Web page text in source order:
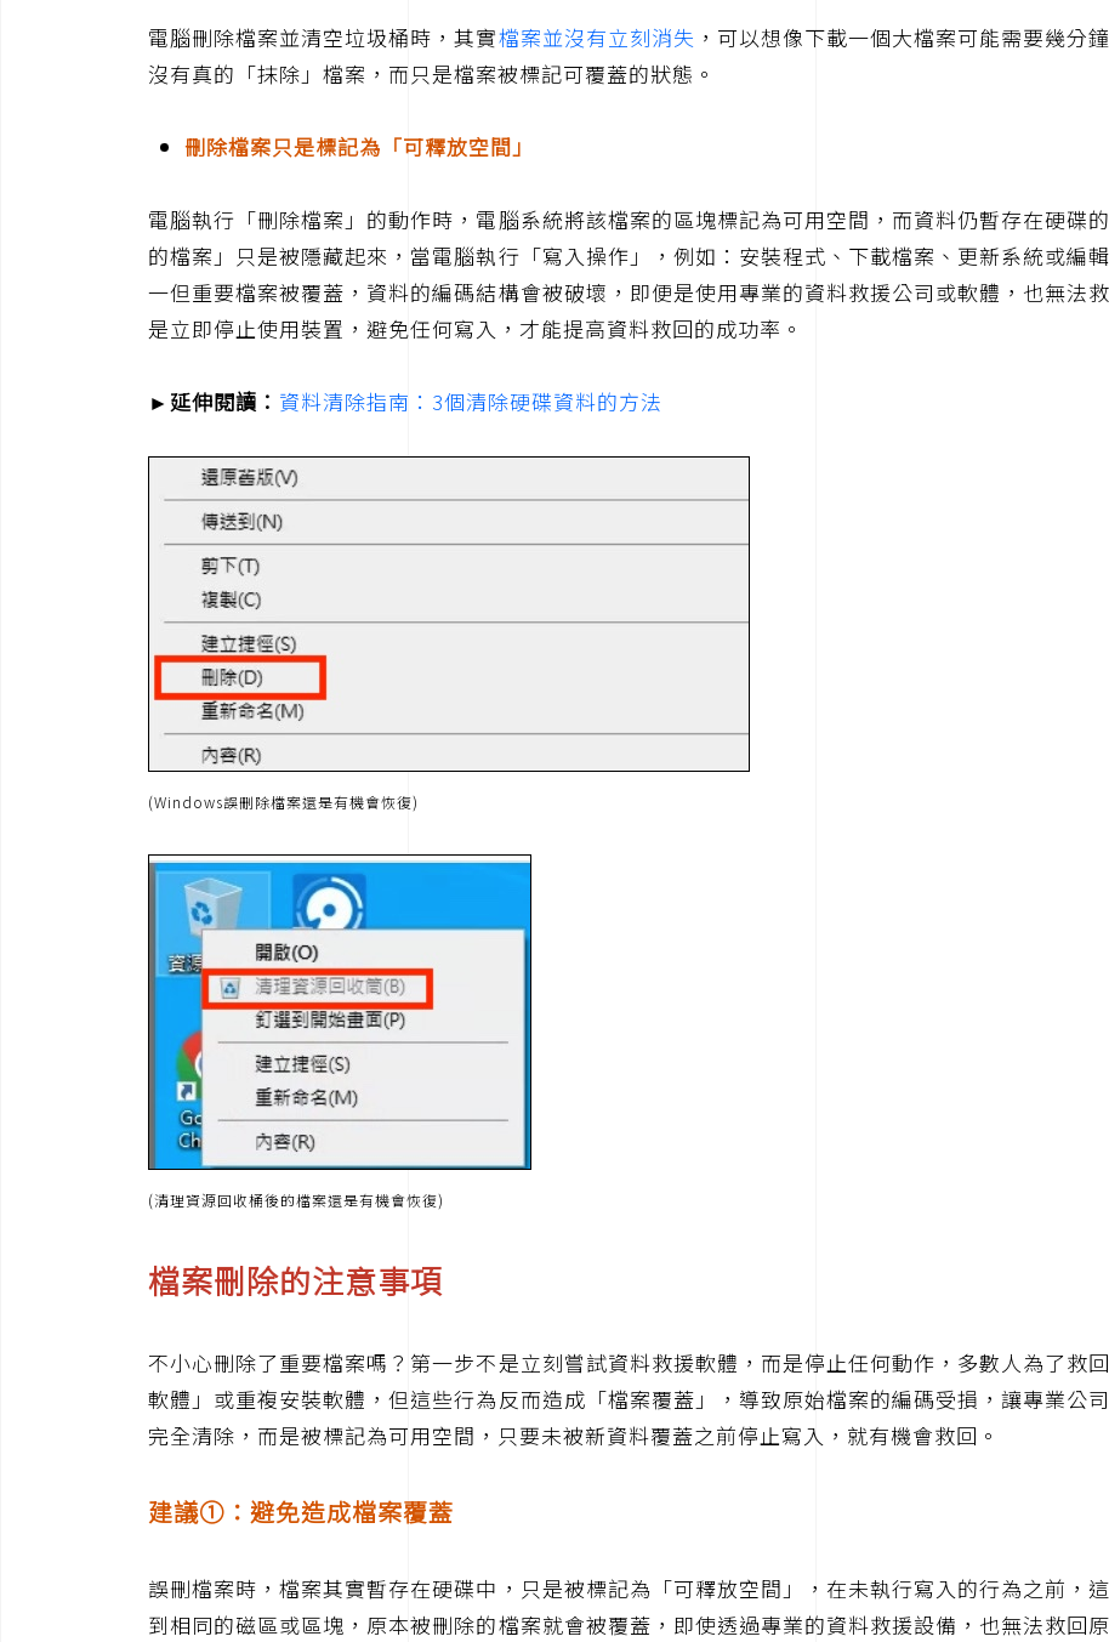
電腦刪除檔案並清空垃圾桶時，其實檔案並沒有立刻消失 ，可以想像下載一個大檔案可能需要幾分
沒有真的「抹除」檔案，而只是檔案被標記可覆蓋的狀態。
刪除檔案只是標記為「可釋放空間」
電腦執行「刪除檔案」的動作時，電腦系統將該檔案的區塊標記為可用空間，而資料仍暫存在硬碟
的檔案」只是被隱藏起來，當電腦執行「寫入操作」，例如：安裝程式、下載檔案、更新系統或編
一但重要檔案被覆蓋，資料的編碼結構會被破壞，即便是使用專業的資料救援公司或軟體，也無法
是立即停止使用裝置，避免任何寫入，才能提高資料救回的成功率。
►延伸閱讀： 資料清除指南：3個清除硬碟資料的方法
(Windows誤刪除檔案還是有機會恢復)
(清理資源回收桶後的檔案還是有機會恢復)
檔案刪除的注意事項
不小心刪除了重要檔案嗎？第一步不是立刻嘗試資料救援軟體，而是停止任何動作，多數人為了救
軟體」或重複安裝軟體，但這些行為反而造成「檔案覆蓋」，導致原始檔案的編碼受損，讓專業公
完全清除，而是被標記為可用空間，只要未被新資料覆蓋之前停止寫入，就有機會救回。
建議①：避免造成檔案覆蓋
誤刪檔案時，檔案其實暫存在硬碟中，只是被標記為「可釋放空間」，在未執行寫入的行為之前，
到相同的磁區或區塊，原本被刪除的檔案就會被覆蓋，即使透過專業的資料救援設備，也無法救回